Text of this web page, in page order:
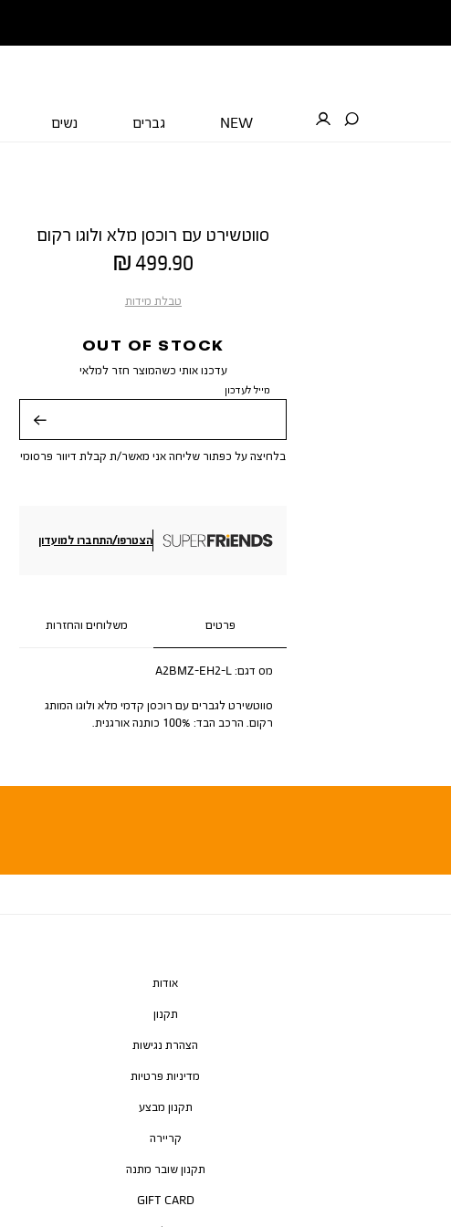
NEW גברים נשים
סווטשירט עם רוכסן מלא ולוגו רקום
מחיר
מוצר
499.90 ₪
טבלת מידות
OUT OF STOCK
עדכנו אותי כשהמוצר חזר למלאי
מייל לעדכון
בלחיצה על כפתור שליחה אני מאשר/ת קבלת דיוור פרסומי
הצטרפו/התחברו למועדון
פרטים משלוחים והחזרות
מס דגם: A2BMZ-EH2-L
סווטשירט לגברים עם רוכסן קדמי מלא ולוגו המותג
רקום. הרכב הבד: 100% כותנה אורגנית.
אודות
תקנון
הצהרת נגישות
מדיניות פרטיות
תקנון מבצע
קריירה
תקנון שובר מתנה
GIFT CARD